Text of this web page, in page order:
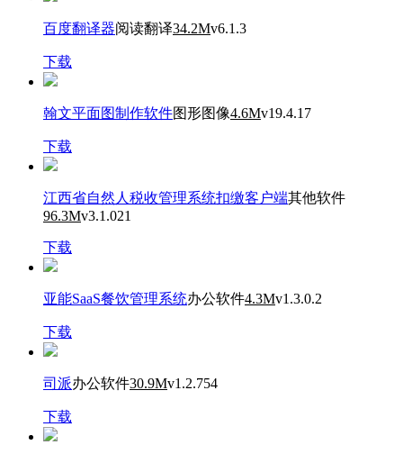
百度翻译器阅读翻译34.2Mv6.1.3
下载
翰文平面图制作软件图形图像4.6Mv19.4.17
下载
江西省自然人税收管理系统扣缴客户端其他软件
96.3Mv3.1.021
下载
亚能SaaS餐饮管理系统办公软件4.3Mv1.3.0.2
下载
司派办公软件30.9Mv1.2.754
下载